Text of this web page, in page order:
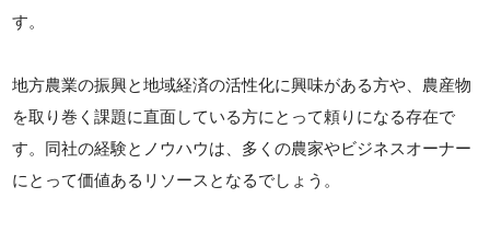
す。
地方農業の振興と地域経済の活性化に興味がある方や、農産物
を取り巻く課題に直面している方にとって頼りになる存在で
す。同社の経験とノウハウは、多くの農家やビジネスオーナー
にとって価値あるリソースとなるでしょう。